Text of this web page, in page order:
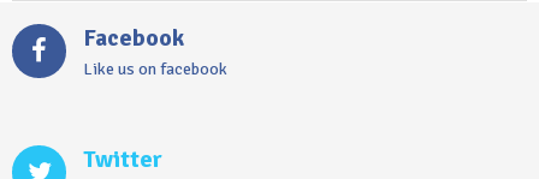
Facebook
Like us on facebook
Twitter